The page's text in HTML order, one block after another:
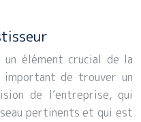
élément crucial de la
de trouver un
de l’entreprise, qui
pertinents et qui est